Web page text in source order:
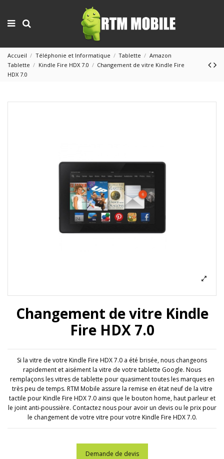
Accueil Téléphonie et Informatique Tablette
Amazon
Tablette
Kindle Fire HDX 7.0
Changement de vitre Kindle Fire
HDX 7.0
Changement de vitre Kindle
Fire HDX 7.0
Si la vitre de votre Kindle Fire HDX 7.0 a été brisée, nous changeons
rapidement et aisément la vitre de votre tablette Google. Nous
remplaçons les vitres de tablette pour quasiment toutes les marques en
très peu de temps. RTM Mobile assure la remise en état neuf de la vitre
tactile pour Kindle Fire HDX 7.0 ainsi que le bouton home, haut parleur et
le joint anti-poussière. Contactez nous pour avoir un devis ou le prix pour
le changement de votre vitre pour votre Kindle Fire HDX 7.0.
Demande de devis